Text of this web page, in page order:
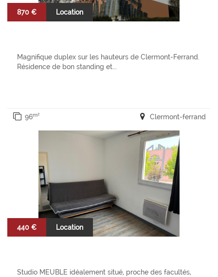
870 € Location
Magnifique duplex sur les hauteurs de Clermont-Ferrand.
Résidence de bon standing et...
96m² Clermont-ferrand
440 € Location
Studio MEUBLE idéalement situé, proche des facultés,